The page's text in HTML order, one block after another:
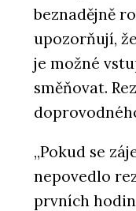
beznadějně
upozorňují,
je možné
směňovat.
„Pokud se
nepovedlo
prvních